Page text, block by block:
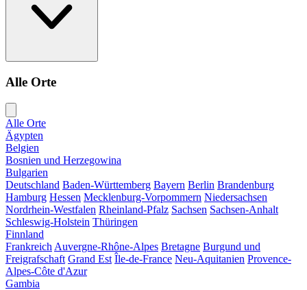
Alle Orte
Alle Orte
Ägypten
Belgien
Bosnien und Herzegowina
Bulgarien
Deutschland Baden-Württemberg Bayern Berlin Brandenburg
Hamburg Hessen Mecklenburg-Vorpommern Niedersachsen
Nordrhein-Westfalen Rheinland-Pfalz Sachsen Sachsen-Anhalt
Schleswig-Holstein Thüringen
Finnland
Frankreich Auvergne-Rhône-Alpes Bretagne Burgund und
Freigrafschaft Grand Est Île-de-France Neu-Aquitanien Provence-
Alpes-Côte d'Azur
Gambia